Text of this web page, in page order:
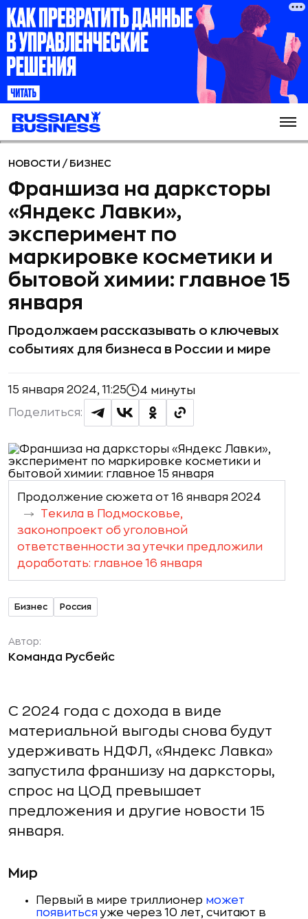
НОВОСТИ / БИЗНЕС
Франшиза на дарксторы
«Яндекс Лавки»,
эксперимент по
маркировке косметики и
бытовой химии: главное 15
января
Продолжаем рассказывать о ключевых
событиях для бизнеса в России и мире
15 января 2024, 11:25 4 минуты
Поделиться:
Продолжение сюжета от 16 января 2024
Текила в Подмосковье,
законопроект об уголовной
ответственности за утечки предложили
доработать: главное 16 января
Бизнес Россия
Автор:
Команда Русбейс
С 2024 года с дохода в виде
материальной выгоды снова будут
удерживать НДФЛ, «Яндекс Лавка»
запустила франшизу на дарксторы,
спрос на ЦОД превышает
предложения и другие новости 15
января.
Мир
Первый в мире триллионер может
появиться уже через 10 лет, считают в